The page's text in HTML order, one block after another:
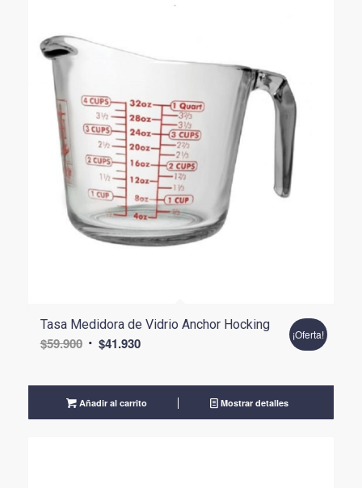
Tasa Medidora de Vidrio Anchor Hocking
$59.900 El
era:
$59.900.
$41.930El
es:
$41.930.
¡Oferta!
Añadir al carrito Mostrar detalles